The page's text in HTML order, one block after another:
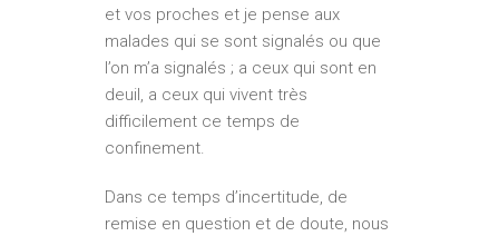
et vos proches et je pense aux
malades qui se sont signalés ou que
l’on m’a signalés ; a ceux qui sont en
deuil, a ceux qui vivent très
difficilement ce temps de
confinement.
Dans ce temps d’incertitude, de
remise en question et de doute, nous